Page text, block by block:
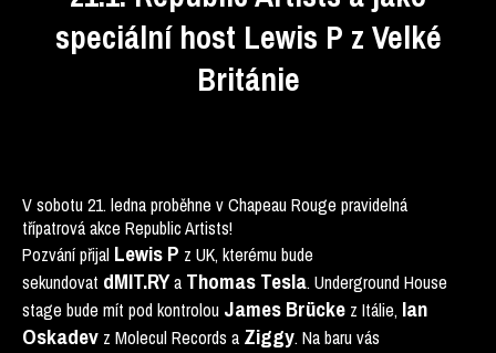
speciální host Lewis P z Velké
Británie
V sobotu 21. ledna proběhne v Chapeau Rouge pravidelná
třípatrová akce Republic Artists!
Pozvání přijal Lewis P z UK, kterému bude
sekundovat dMIT.RYa Thomas Tesla. Underground House
stage bude mít pod kontrolou James Brücke z Itálie, Ian
Oskadev z Molecul Records a Ziggy. Na baru vás